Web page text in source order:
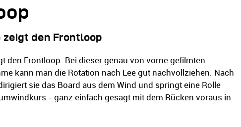
zeigt den Frontloop
den Frontloop. Bei dieser genau von vorne gefilmten
kann man die Rotation nach Lee gut nachvollziehen. Nach
sie das Board aus dem Wind und springt eine Rolle
- ganz einfach gesagt mit dem Rücken voraus in